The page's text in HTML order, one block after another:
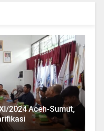
2024 Aceh-Sumut,